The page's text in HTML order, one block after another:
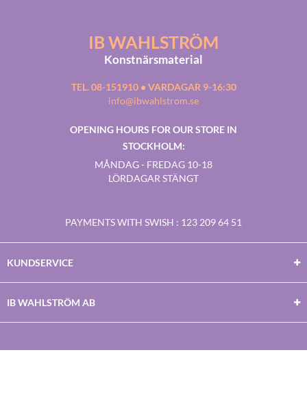
IB WAHLSTRÖM
Konstnärsmaterial
TEL. 08-151910 • VARDAGAR 9-16:30
info@ibwahlstrom.se
OPENING HOURS FOR OUR STORE IN
STOCKHOLM:
MÅNDAG - FREDAG 10-18
LÖRDAGAR STÄNGT
PAYMENTS WITH SWISH : 123 209 64 51
KUNDSERVICE
IB WAHLSTRÖM AB
Facebook
TwitterYoutubeInstagram